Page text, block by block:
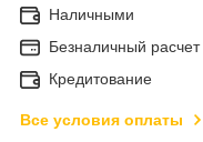
Наличными
Безналичный расчет
Кредитование
Все условия оплаты